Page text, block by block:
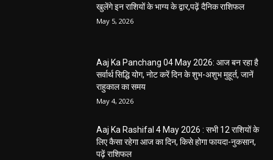
खुलेंगे इन राशियों के भाग्य के द्वार,पढ़ें दैनिक राशिफल
May 5, 2026
Aaj Ka Panchang 04 May 2026: आज बन रहा है
सर्वार्थ सिद्धि योग, नोट करें दिन के शुभ-अशुभ मुहूर्त, जानें
राहुकाल का समय
May 4, 2026
Aaj Ka Rashifal 4 May 2026 : सभी 12 राशियों के
लिए कैसा रहेगा आज का दिन, किसे होगा फायदा-नुकसान,
पढ़ें राशिफल